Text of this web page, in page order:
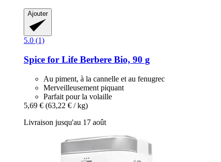
Ajouter
5.0 (1)
Spice for Life Berbere Bio, 90 g
Au piment, à la cannelle et au fenugrec
Merveilleusement piquant
Parfait pour la volaille
5,69 € (63,22 € / kg)
Livraison jusqu'au 17 août